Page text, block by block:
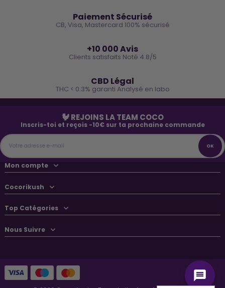
Paiement Sécurisé
CB, Visa, Mastercard 100% sécurisé
+10 000 Avis
Clients satisfaits Noté 4.8/5
CBD Légal
THC < 0.3% garanti Analysé en labo
🐓 REJOINS LA TEAM COCO
Inscris-toi et reçois -10€ sur ta prochaine commande
Mon compte
Cocorikush
Top Catégories
Nous Suivre